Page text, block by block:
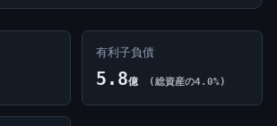
有利子負債
5.8億 (総資産の4.0%)